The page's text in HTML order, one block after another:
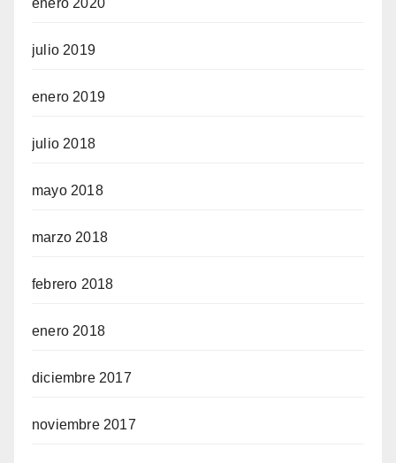
enero 2020
julio 2019
enero 2019
julio 2018
mayo 2018
marzo 2018
febrero 2018
enero 2018
diciembre 2017
noviembre 2017